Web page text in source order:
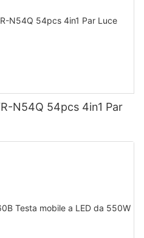
N54Q 54pcs 4in1 Par